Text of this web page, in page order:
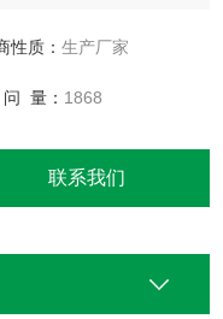
性质： 生产厂家
量： 1868
联系我们